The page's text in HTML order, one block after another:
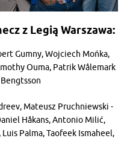
z Legią Warszawa:
Gumny, Wojciech Mońka,
Ouma, Patrik Wålemark
Mateusz Pruchniewski -
Håkans, Antonio Milić,
Luis Palma, Taofeek Ismaheel,